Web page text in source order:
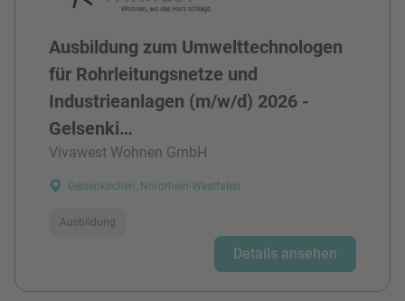
Ausbildung zum Umwelttechnologen
für Rohrleitungsnetze und
Industrieanlagen (m/w/d) 2026 -
Gelsenki…
Vivawest Wohnen GmbH
Gelsenkirchen, Nordrhein-Westfalen
Ausbildung
Details ansehen